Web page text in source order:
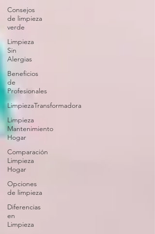
Consejos
de limpieza
verde
Limpieza
Sin
Alergias
Beneficios
de
Profesionales
LimpiezaTransformadora
Limpieza
Mantenimiento
Hogar
Comparación
Limpieza
Hogar
Opciones
de limpieza
Diferencias
en
Limpieza